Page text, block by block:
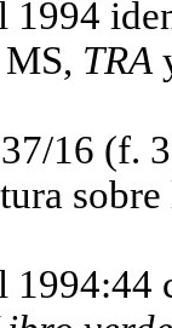
1994
TRA
16 (f.
sobre
1994:44